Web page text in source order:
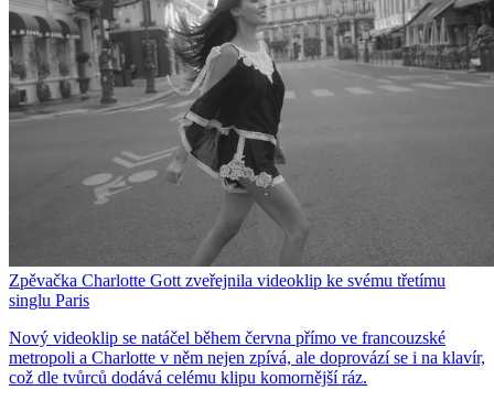
Zpěvačka Charlotte Gott zveřejnila videoklip ke svému třetímu
singlu Paris
Nový videoklip se natáčel během června přímo ve francouzské
metropoli a Charlotte v něm nejen zpívá, ale doprovází se i na klavír,
což dle tvůrců dodává celému klipu komornější ráz.